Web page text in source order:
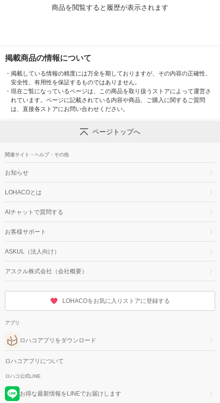
商品を閲覧すると履歴が表示されます
掲載商品の情報について
・ 掲載している情報の精度には万全を期しておりますが、その内容の正確性、
安全性、有用性を保証するものではありません。
・ 現在ご覧になっているページは、この商品を取り扱うストアによって運営さ
れています。ページに記載されている内容や商品、ご購入に関するご質問
は、直接各ストアにお問い合わせください。
ページトップへ
関連サイト・ヘルプ・その他
お知らせ
LOHACOとは
AIチャットで質問する
お客様サポート
ASKUL（法人向け）
アスクル株式会社（会社概要）
LOHACOをお気に入りストアに登録する
アプリ
ロハコアプリをダウンロード
ロハコアプリについて
ロハコ公式LINE
お得な最新情報をLINEでお届けします